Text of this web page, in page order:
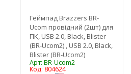
Геймпад Brazzers BR-
Ucom провідний (2шт) для
ПК, USB 2.0, Black, Blister
(BR-Ucom2) , USB 2.0, Black,
Blister (BR-Ucom2)
Арт: BR-Ucom2
Код: 804624